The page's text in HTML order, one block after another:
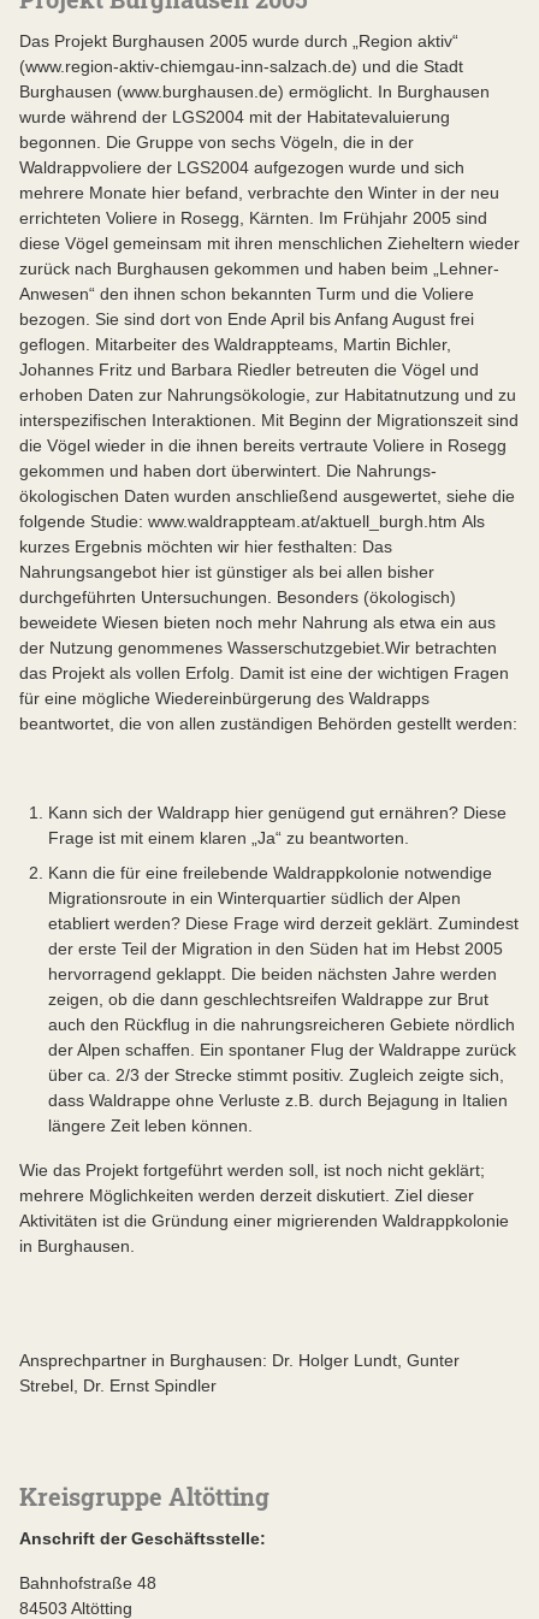
Das Projekt Burghausen 2005 wurde durch „Region aktiv“
(www.region-aktiv-chiemgau-inn-salzach.de) und die Stadt
Burghausen (www.burghausen.de) ermöglicht. In Burghausen
wurde während der LGS2004 mit der Habitatevaluierung
begonnen. Die Gruppe von sechs Vögeln, die in der
Waldrappvoliere der LGS2004 aufgezogen wurde und sich
mehrere Monate hier befand, verbrachte den Winter in der neu
errichteten Voliere in Rosegg, Kärnten. Im Frühjahr 2005 sind
diese Vögel gemeinsam mit ihren menschlichen Zieheltern wieder
zurück nach Burghausen gekommen und haben beim „Lehner-
Anwesen“ den ihnen schon bekannten Turm und die Voliere
bezogen. Sie sind dort von Ende April bis Anfang August frei
geflogen. Mitarbeiter des Waldrappteams, Martin Bichler,
Johannes Fritz und Barbara Riedler betreuten die Vögel und
erhoben Daten zur Nahrungsökologie, zur Habitatnutzung und zu
interspezifischen Interaktionen. Mit Beginn der Migrationszeit sind
die Vögel wieder in die ihnen bereits vertraute Voliere in Rosegg
gekommen und haben dort überwintert. Die Nahrungs-
ökologischen Daten wurden anschließend ausgewertet, siehe die
folgende Studie: www.waldrappteam.at/aktuell_burgh.htm Als
kurzes Ergebnis möchten wir hier festhalten: Das
Nahrungsangebot hier ist günstiger als bei allen bisher
durchgeführten Untersuchungen. Besonders (ökologisch)
beweidete Wiesen bieten noch mehr Nahrung als etwa ein aus
der Nutzung genommenes Wasserschutzgebiet.Wir betrachten
das Projekt als vollen Erfolg. Damit ist eine der wichtigen Fragen
für eine mögliche Wiedereinbürgerung des Waldrapps
beantwortet, die von allen zuständigen Behörden gestellt werden:
Kann sich der Waldrapp hier genügend gut ernähren? Diese
Frage ist mit einem klaren „Ja“ zu beantworten.
Kann die für eine freilebende Waldrappkolonie notwendige
Migrationsroute in ein Winterquartier südlich der Alpen
etabliert werden? Diese Frage wird derzeit geklärt. Zumindest
der erste Teil der Migration in den Süden hat im Hebst 2005
hervorragend geklappt. Die beiden nächsten Jahre werden
zeigen, ob die dann geschlechtsreifen Waldrappe zur Brut
auch den Rückflug in die nahrungsreicheren Gebiete nördlich
der Alpen schaffen. Ein spontaner Flug der Waldrappe zurück
über ca. 2/3 der Strecke stimmt positiv. Zugleich zeigte sich,
dass Waldrappe ohne Verluste z.B. durch Bejagung in Italien
längere Zeit leben können.
Wie das Projekt fortgeführt werden soll, ist noch nicht geklärt;
mehrere Möglichkeiten werden derzeit diskutiert. Ziel dieser
Aktivitäten ist die Gründung einer migrierenden Waldrappkolonie
in Burghausen.
Ansprechpartner in Burghausen: Dr. Holger Lundt, Gunter
Strebel, Dr. Ernst Spindler
Kreisgruppe Altötting
Anschrift der Geschäftsstelle:
Bahnhofstraße 48
84503 Altötting